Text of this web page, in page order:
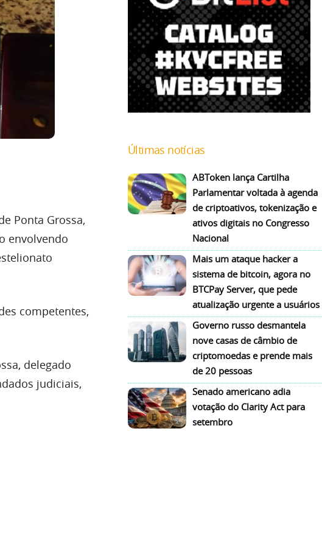
Ponta Grossa,
envolvendo
competentes,
delegado
judiciais,
Últimas notícias
ABToken lança Cartilha
Parlamentar voltada à agenda
de criptoativos, tokenização e
ativos digitais no Congresso
Nacional
Mais um ataque hacker a
sistema de bitcoin, agora no
BTCPay Server, que pede
atualização urgente a usuários
Governo russo desmantela
nove casas de câmbio de
criptomoedas e prende mais
de 20 pessoas
Senado americano adia
votação do Clarity Act para
setembro